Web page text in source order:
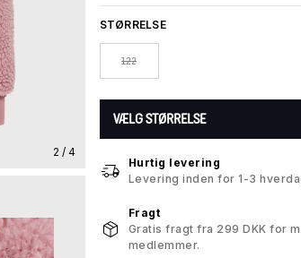
2 / 4
STØRRELSE
122
VÆLG STØRRELSE
Hurtig levering
Levering inden for 1-3
Fragt
Gratis fragt fra 299 DKK for
medlemmer.